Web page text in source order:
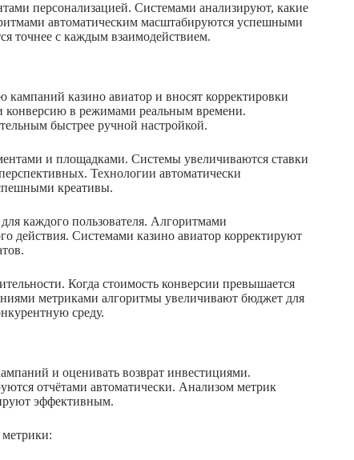
персонализацией. Системами анализируют, какие
автоматическим масштабируются успешными
точнее с каждым взаимодействием.
казино авиатор и вносят корректировки
конверсию в режимами реальным времени.
быстрее ручной настройкой.
и площадками. Системы увеличиваются ставки
Технологии автоматически
креативы.
каждого пользователя. Алгоритмами
действия. Системами казино авиатор корректируют
Когда стоимость конверсии превышается
метриками алгоритмы увеличивают бюджет для
среду.
и оценивать возврат инвестициями.
отчётами автоматически. Анализом метрик
эффективным.